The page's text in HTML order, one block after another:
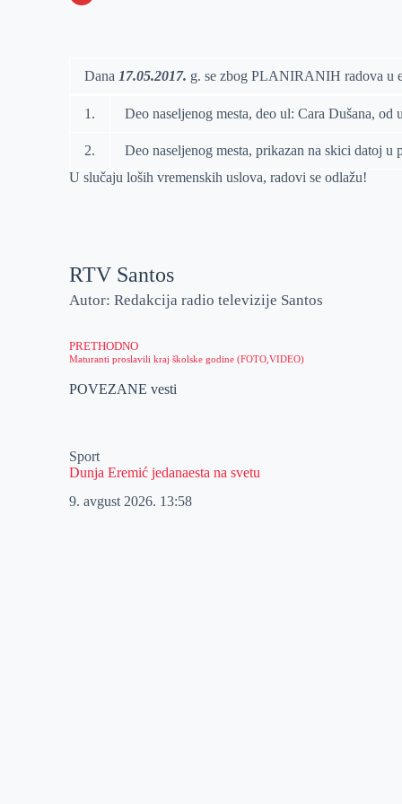
Dana 17.05.2017. g. se zbog PLANIRANIH radova u
1. Deo naseljenog mesta, deo ul: Cara Dušana,
2. Deo naseljenog mesta, prikazan na skici datoj u
U slučaju loših vremenskih uslova, radovi se odlažu!
RTV Santos
Autor: Redakcija radio televizije Santos
PRETHODNO
Maturanti proslavili kraj školske godine (FOTO,VIDEO)
POVEZANE vesti
Sport
Dunja Eremić jedanaesta na svetu
9. avgust 2026. 13:58